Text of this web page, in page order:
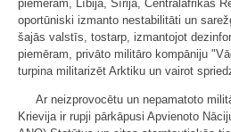
piemēram, Lībijā, Sīrijā, Centrālāfrikas
oportūniski izmanto nestabilitāti un
šajās valstīs, tostarp, izmantojot
piemēram, privāto militāro kompāniju
turpina militarizēt Arktiku un vairot
Ar neizprovocētu un nepamatoto
Krievija ir rupji pārkāpusi Apvienoto